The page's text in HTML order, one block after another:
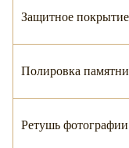
Защитное покрытие
Полировка
Ретушь